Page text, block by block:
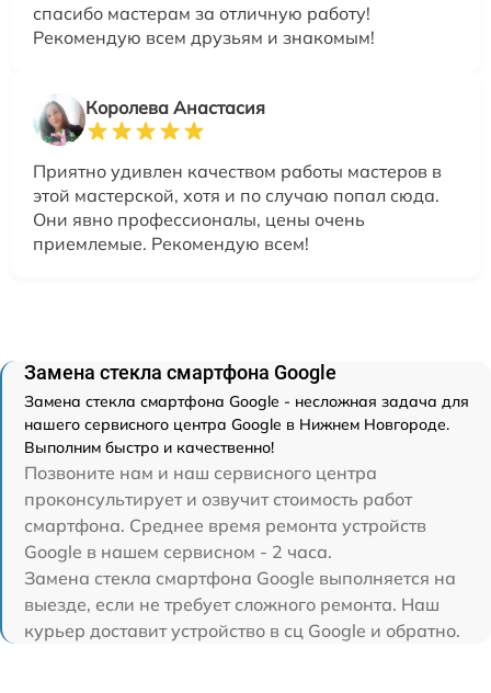
спасибо мастерам за отличную работу!
Рекомендую всем друзьям и знакомым!
Королева Анастасия
Приятно удивлен качеством работы мастеров в
этой мастерской, хотя и по случаю попал сюда.
Они явно профессионалы, цены очень
приемлемые. Рекомендую всем!
Замена стекла смартфона Google
Замена стекла смартфона Google - несложная задача для
нашего сервисного центра Google в Нижнем Новгороде.
Выполним быстро и качественно!
Позвоните нам и наш сервисного центра
проконсультирует и озвучит стоимость работ
смартфона. Среднее время ремонта устройств
Google в нашем сервисном - 2 часа.
Замена стекла смартфона Google выполняется на
выезде, если не требует сложного ремонта. Наш
курьер доставит устройство в сц Google и обратно.